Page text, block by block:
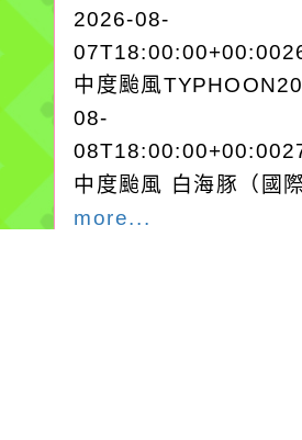
2026-08-
中度颱風
08-
中度颱風 白海豚（國
more...